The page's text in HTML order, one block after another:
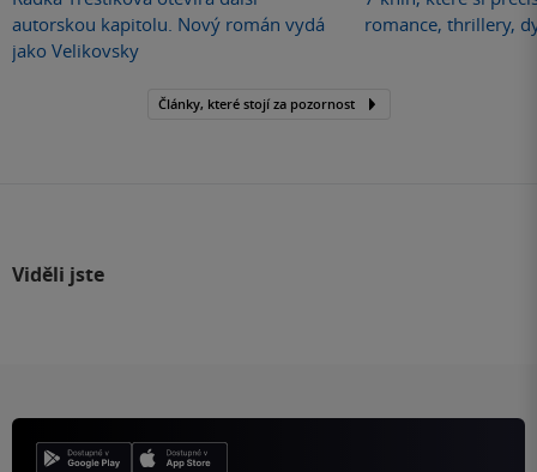
autorskou kapitolu. Nový román vydá
jako Velikovsky
romance, thrillery,
Články, které stojí za pozornost
Viděli jste